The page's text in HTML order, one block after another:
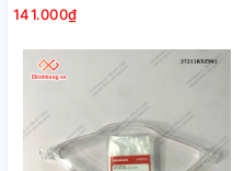
141.000₫